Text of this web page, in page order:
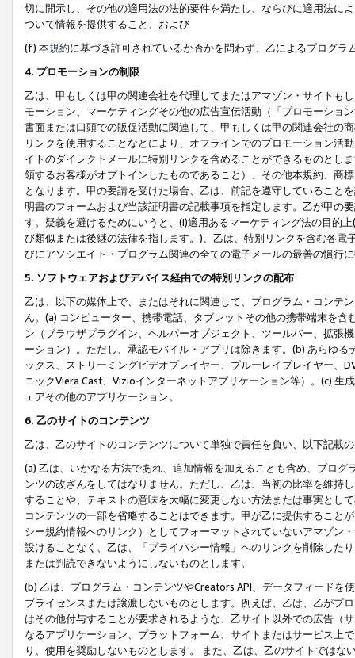
切に開示し、その他の適用法の法的要件を満たし、ならびに適用法に
ついて情報を提供すること、および
(f) 本規約に基づき許可されているか否かを問わず、乙によるプログ
4. プロモーションの制限
乙は、甲もしくは甲の関連会社を代理してまたはアマゾン・サイトも
モーション、マーケティングその他の広告宣伝活動（「プロモーショ
書面または口頭での販促活動に関連して、甲もしくは甲の関連会社の
リンクを使用することなどにより、オフラインでのプロモーション活
イトのダイレクトメールに特別リンクを含めることができるものとし
領するお客様がオプトインしたものであること）、その他本規約、商
となります。甲の要請を受けた場合、乙は、前記を遵守していること
明書のフォームおよび当該証明書の記載事項を指定します。乙が甲の
す。疑義を避けるためにいうと、(i)適用あるマーケティング法の目的
び類似または後継の法律を指します。)、乙は、特別リンクを含む各
びにアソシエイト・プログラム関連の全ての電子メールの最善の慣行
5. ソフトウェアおよびデバイス経由での特別リンクの配布
乙は、以下の媒体上で、またはそれに関連して、プログラム・コンテ
ん。(a) コンピューター、携帯電話、タブレットその他の携帯端末を
ン（ブラウザプラグイン、ヘルパーオブジェクト、ツールバー、拡張
ーション）。ただし、承認モバイル・アプリは除きます。(b) あらゆ
ックス、ストリーミングビデオプレイヤー、ブルーレイプレイヤー、
ニックViera Cast、Vizioインターネットアプリケーション等）。(c)
ェアその他のアプリケーション。
6. 乙のサイトのコンテンツ
乙は、乙のサイトのコンテンツについて単独で責任を負い、以下記載
(a) 乙は、いかなる方法であれ、追加情報を加えることも含め、プロ
ンツの改ざんをしてはなりません。ただし、乙は、当初の比率を維持
することや、テキストの意味を大幅に変更しない方法または事実とし
コンテンツの一部を省略することはできます。甲が乙に提供すること
シー規約情報へのリンク）としてフォーマットされていないアマゾン
設けることなく、乙は、「プライバシー情報」へのリンクを削除した
または判読できないようにしないものとします。
(b) 乙は、プログラム・コンテンツやCreators API、データフィード
ブライセンスまたは譲渡しないものとします。例えば、乙は、乙がプ
はその他付与することが要求されるような、乙サイト以外での広告（
なるアプリケーション、プラットフォーム、サイトまたはサービス上
り、使用を奨励しないものとします。 また、乙は、乙のサイトでは